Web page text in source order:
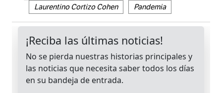
Laurentino Cortizo Cohen
Pandemia